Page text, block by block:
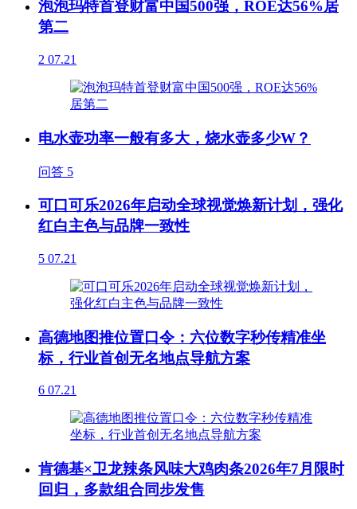
泡泡玛特首登财富中国500强，ROE达56%居
第二
2 07.21
电水壶功率一般有多大，烧水壶多少W？
问答 5
可口可乐2026年启动全球视觉焕新计划，强化
红白主色与品牌一致性
5 07.21
高德地图推位置口令：六位数字秒传精准坐
标，行业首创无名地点导航方案
6 07.21
肯德基×卫龙辣条风味大鸡肉条2026年7月限时
回归，多款组合同步发售